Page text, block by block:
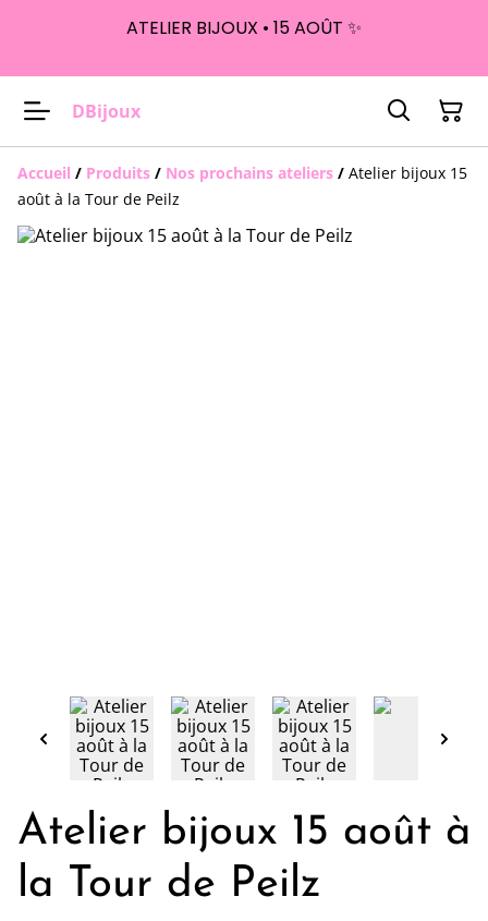
ATELIER BIJOUX • 15 AOÛT ✨
DBijoux
Accueil / Produits / Nos prochains ateliers / Atelier bijoux 15
août à la Tour de Peilz
Atelier bijoux 15 août à
la Tour de Peilz